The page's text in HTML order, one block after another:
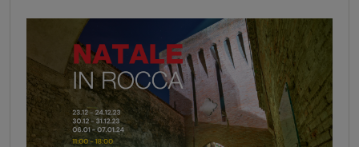
sarà aperta, con […]